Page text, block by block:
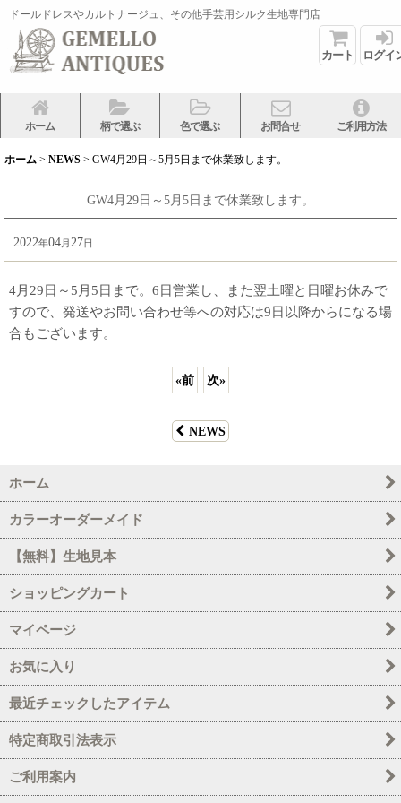
ドールドレスやカルトナージュ、その他手芸用シルク生地専門店
カート ログイ
ホーム 柄で選ぶ 色で選ぶ お問合せ ご利用方法
ホーム > NEWS > GW4月29日～5月5日まで休業致します。
GW4月29日～5月5日まで休業致します。
2022年04月 27日
4月29日～5月5日まで。6日営業し、また翌土曜と日曜お休みで
すので、発送やお問い合わせ等への対応は9日以降からになる場
合もございます。
«前 次»
NEWS
ホーム
カラーオーダーメイド
【無料】生地見本
ショッピングカート
マイページ
お気に入り
最近チェックしたアイテム
特定商取引法表示
ご利用案内